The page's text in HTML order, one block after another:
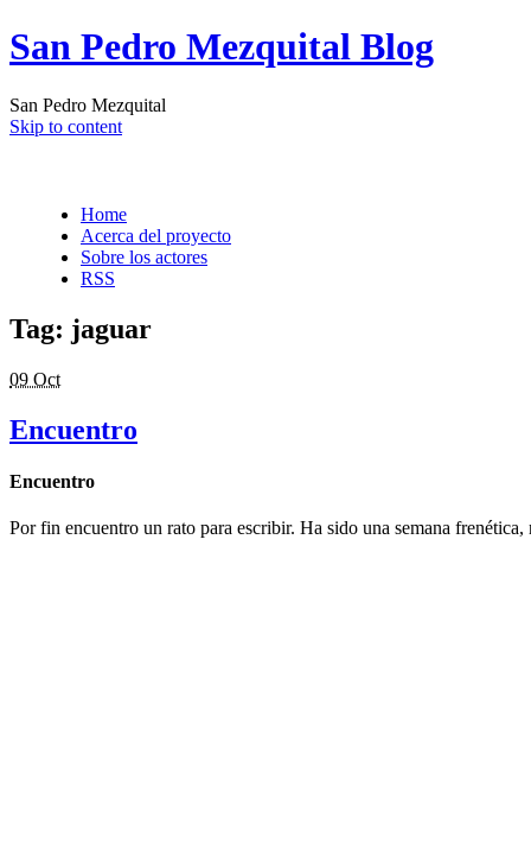
San Pedro Mezquital Blog
San Pedro Mezquital
Skip to content
Home
Acerca del proyecto
Sobre los actores
RSS
Tag: jaguar
09 Oct
Encuentro
Encuentro
Por fin encuentro un rato para escribir. Ha sido una semana